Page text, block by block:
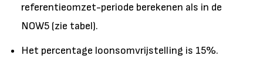
referentieomzet-periode berekenen als in de
NOW5 (zie tabel).
Het percentage loonsomvrijstelling is 15%.